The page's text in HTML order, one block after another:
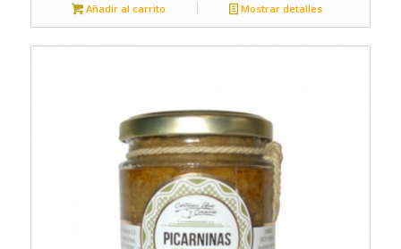
Añadir al carrito Mostrar detalles